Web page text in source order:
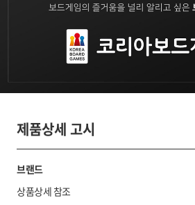
제품상세 고시
브랜드
상품상세 참조